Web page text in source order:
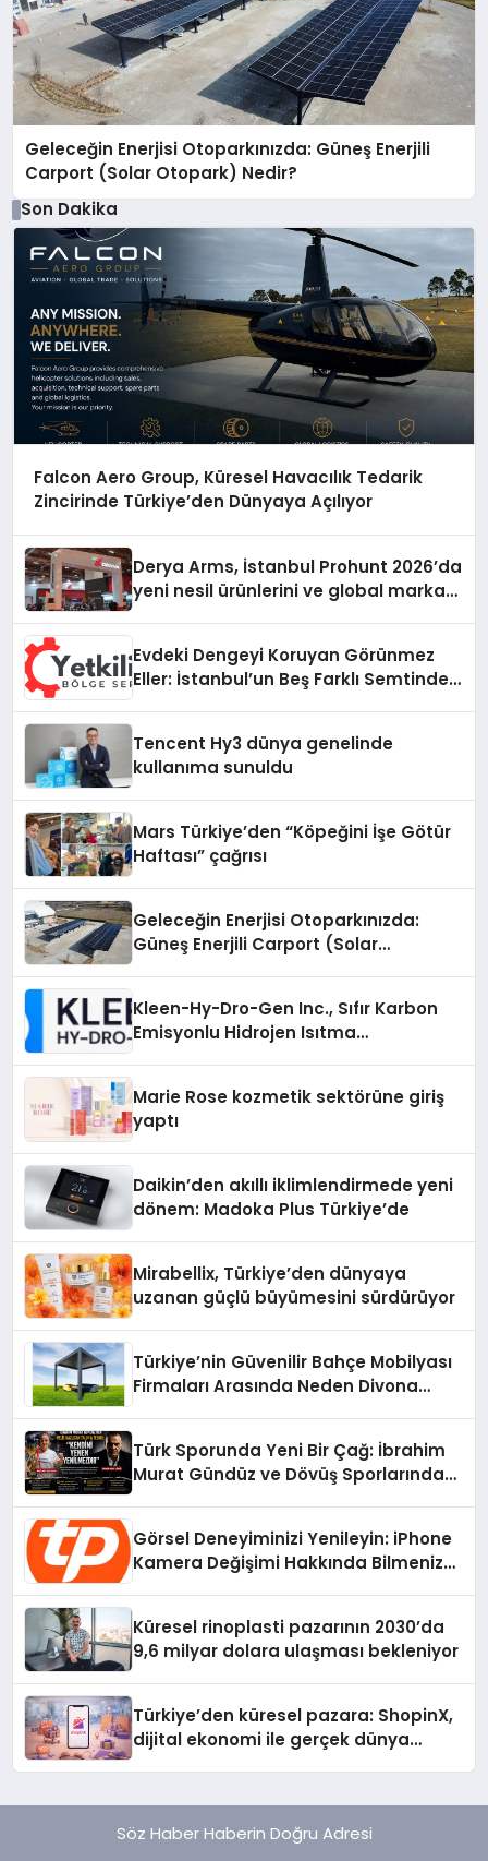
Geleceğin Enerjisi Otoparkınızda: Güneş Enerjili
Carport (Solar Otopark) Nedir?
Son Dakika
Falcon Aero Group, Küresel Havacılık Tedarik
Zincirinde Türkiye’den Dünyaya Açılıyor
Derya Arms, İstanbul Prohunt 2026’da
yeni nesil ürünlerini ve global marka
Evdeki Dengeyi Koruyan Görünmez
Eller: İstanbul’un Beş Farklı Semtinde
Tencent Hy3 dünya genelinde
kullanıma sunuldu
Mars Türkiye’den “Köpeğini İşe Götür
Haftası” çağrısı
Geleceğin Enerjisi Otoparkınızda:
Güneş Enerjili Carport (Solar
Kleen-Hy-Dro-Gen Inc., Sıfır Karbon
Emisyonlu Hidrojen Isıtma
Marie Rose kozmetik sektörüne giriş
yaptı
Daikin’den akıllı iklimlendirmede yeni
dönem: Madoka Plus Türkiye’de
Mirabellix, Türkiye’den dünyaya
uzanan güçlü büyümesini sürdürüyor
Türkiye’nin Güvenilir Bahçe Mobilyası
Firmaları Arasında Neden Divona
Türk Sporunda Yeni Bir Çağ: İbrahim
Murat Gündüz ve Dövüş Sporlarında
Görsel Deneyiminizi Yenileyin: iPhone
Kamera Değişimi Hakkında Bilmeniz
Küresel rinoplasti pazarının 2030’da
9,6 milyar dolara ulaşması bekleniyor
Türkiye’den küresel pazara: ShopinX,
dijital ekonomi ile gerçek dünya
Söz Haber Haberin Doğru Adresi